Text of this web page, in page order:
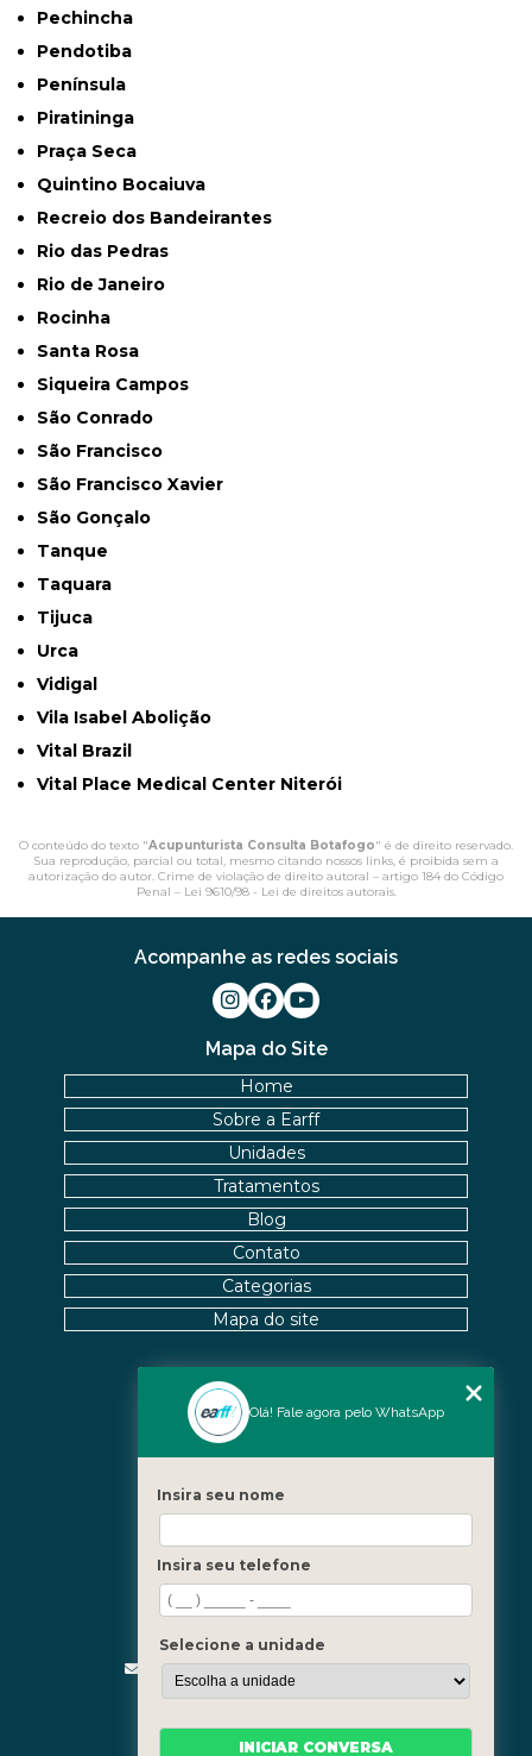
Pechincha
Pendotiba
Península
Piratininga
Praça Seca
Quintino Bocaiuva
Recreio dos Bandeirantes
Rio das Pedras
Rio de Janeiro
Rocinha
Santa Rosa
Siqueira Campos
São Conrado
São Francisco
São Francisco Xavier
São Gonçalo
Tanque
Taquara
Tijuca
Urca
Vidigal
Vila Isabel Abolição
Vital Brazil
Vital Place Medical Center Niterói
O conteúdo do texto "Acupunturista Consulta Botafogo" é de direito reservado.
Sua reprodução, parcial ou total, mesmo citando nossos links, é proibida sem a
autorização do autor. Crime de violação de direito autoral – artigo 184 do Código
Penal – Lei 9610/98 - Lei de direitos autorais.
Fale Conosco
(21) 3619-5657
(21) 99390-3850
contato@fisioterapiainvestigativa.com
Segunda a sexta, das 7h às 21h
Nossas Unidades
Barra - Rio de Janeiro
Mapa do Site
Home
Sobre a Earff
Unidades
Tratamentos
Blog
Contato
Categorias
Mapa do site
Acompanhe as redes sociais
Olá! Fale agora pelo WhatsApp
Insira seu nome
Insira seu telefone
Selecione a unidade
INICIAR CONVERSA